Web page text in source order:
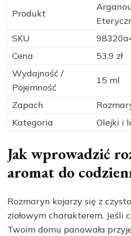
Produkt
SKU
Cena
53.9 zł
Wydajność /
Pojemność
15 ml
Zapach
Kategoria
Olejki i
Jak wprowadzić
aromat do
Rozmaryn kojarzy się z
ziołowym charakterem. Jeśli
Twoim domu panowała